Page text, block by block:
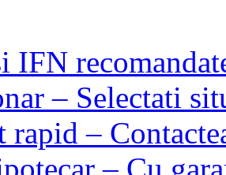
IFN
– Selectati
rapid –
– Cu